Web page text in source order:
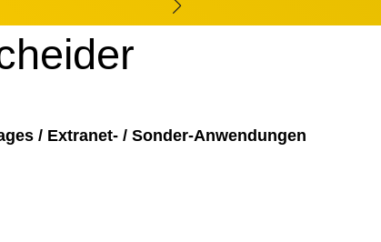
/ Extranet- / Sonder-Anwendungen